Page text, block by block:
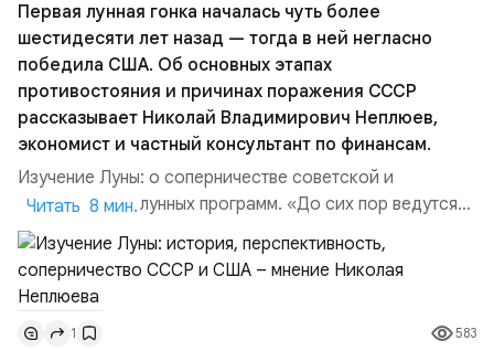
Первая лунная гонка началась чуть более
шестидесяти лет назад — тогда в ней негласно
победила США. Об основных этапах
противостояния и причинах поражения СССР
рассказывает Николай Владимирович Неплюев,
экономист и частный консультант по финансам.
Изучение Луны: о соперничестве советской и
американской лунных программ. «До сих пор ведутся
споры о том, действительно ли американцы
высаживались на поверхность Луны. Множество
убедительных, на первый взгляд, фактов приводят
сторонники и сомневающиеся противники высадки, но
однозначно ничего утверждать нельзя. Вообще, эта
Читать 8 мин.
1 583